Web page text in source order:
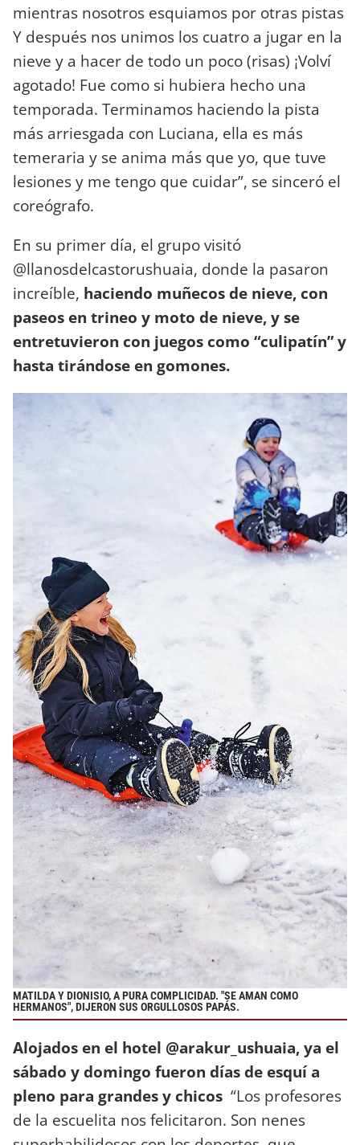
mientras nosotros esquiamos por otras pistas
Y después nos unimos los cuatro a jugar en la
nieve y a hacer de todo un poco (risas) ¡Volví
agotado! Fue como si hubiera hecho una
temporada. Terminamos haciendo la pista
más arriesgada con Luciana, ella es más
temeraria y se anima más que yo, que tuve
lesiones y me tengo que cuidar”, se sinceró el
coreógrafo.
En su primer día, el grupo visitó
@llanosdelcastorushuaia, donde la pasaron
increíble, haciendo muñecos de nieve, con
paseos en trineo y moto de nieve, y se
entretuvieron con juegos como “culipatín” y
hasta tirándose en gomones.
MATILDA Y DIONISIO, A PURA COMPLICIDAD. "SE AMAN COMO
HERMANOS", DIJERON SUS ORGULLOSOS PAPÁS.
Alojados en el hotel @arakur_ushuaia, ya el
sábado y domingo fueron días de esquí a
pleno para grandes y chicos “Los profesores
de la escuelita nos felicitaron. Son nenes